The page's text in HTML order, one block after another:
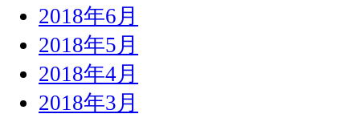
2018年6月
2018年5月
2018年4月
2018年3月